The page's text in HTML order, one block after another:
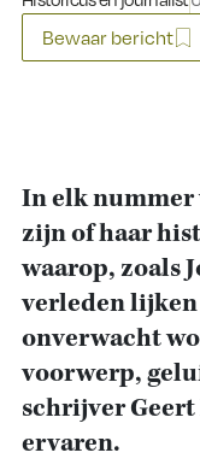
Bewaar bericht
In elk nummer
zijn of haar
waarop, zoals
verleden lijken
onverwacht
voorwerp,
schrijver
ervaren.